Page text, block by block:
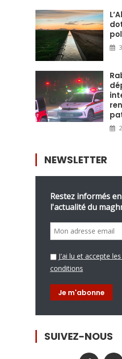
NEWSLETTER
Restez informés
l'actualité du
J'ai lu et accepte
conditions
SUIVEZ-NOUS